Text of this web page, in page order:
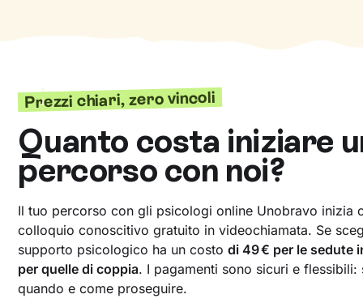
Prezzi chiari, zero vincoli
Quanto costa iniziare
percorso con noi?
Il tuo percorso con gli psicologi online Unobravo inizia
colloquio conoscitivo gratuito in videochiamata. Se
supporto psicologico ha un costodi 49 € per le sedute
per quelle di coppia. I pagamenti sono sicuri e flessibili:
quando e come proseguire.